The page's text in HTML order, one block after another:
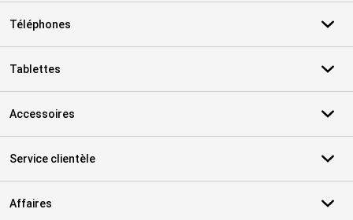
Téléphones
Tablettes
Accessoires
Service clientèle
Affaires